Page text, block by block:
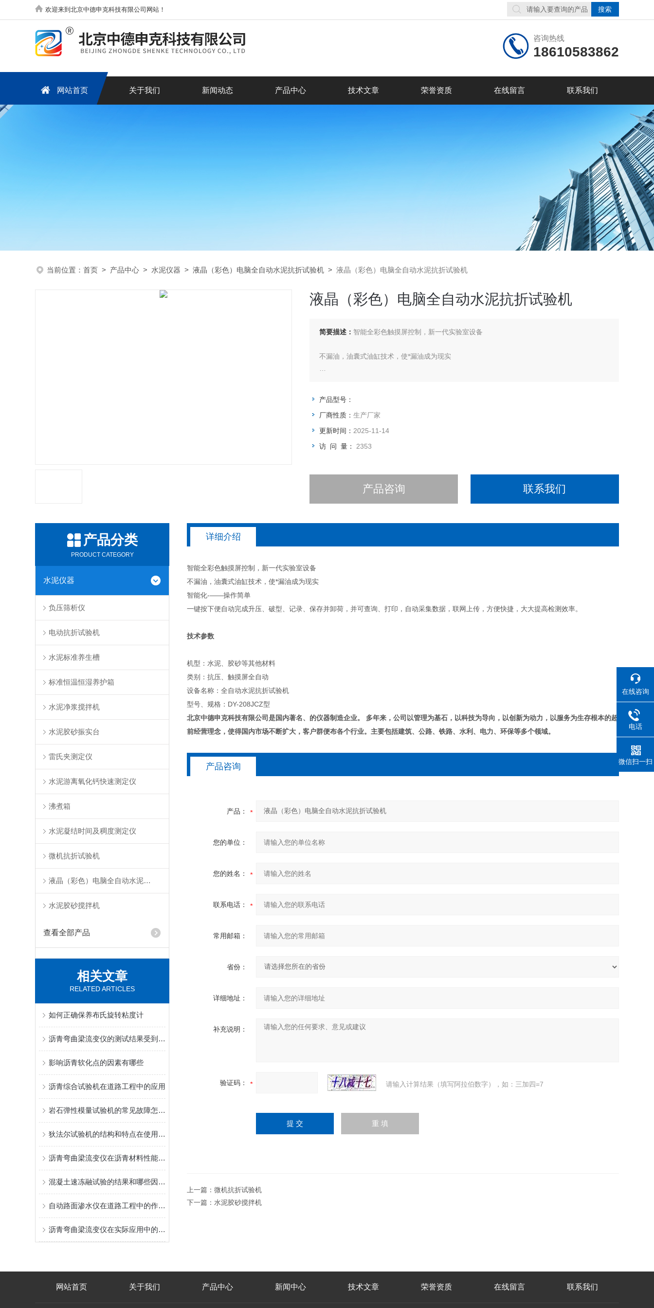
欢迎来到北京中德申克科技有限公司网站！
咨询热线
18610583862
网站首页 关于我们 新闻动态 产品中心 技术文章 荣誉资质 在线留言 联系我们
当前位置： 首页 > 产品中心 > 水泥仪器 > 液晶（彩色）电脑全自动水泥抗折试验机 > 液晶（彩色）电脑全自动水泥抗折试验机
液晶（彩色）电脑全自动水泥抗折试验机
简要描述： 智能全彩色触摸屏控制，新一代实验室设备
不漏油，油囊式油缸技术，使*漏油成为现实
一键按下便自动完成升压、破型、记录、保存并卸荷，并可查询、打印，自动采集数据，联网上
传，方便快捷，大大提高检测效率。
产品型号：
厂商性质： 生产厂家
更新时间： 2025-11-14
访 问 量： 2353
产品咨询 联系我们
产品分类
PRODUCT CATEGORY
水泥仪器
负压筛析仪
电动抗折试验机
水泥标准养生槽
标准恒温恒湿养护箱
水泥净浆搅拌机
水泥胶砂振实台
雷氏夹测定仪
水泥游离氧化钙快速测定仪
沸煮箱
水泥凝结时间及稠度测定仪
微机抗折试验机
液晶（彩色）电脑全自动水泥抗折试验机
水泥胶砂搅拌机
查看全部产品
相关文章
RELATED ARTICLES
如何正确保养布氏旋转粘度计
沥青弯曲梁流变仪的测试结果受到哪些因素的影响？
影响沥青软化点的因素有哪些
沥青综合试验机在道路工程中的应用
岩石弹性模量试验机的常见故障怎么解决
狄法尔试验机的结构和特点在使用前一定要事先了解清楚
沥青弯曲梁流变仪在沥青材料性能测试中扮演什么角色？
混凝土速冻融试验的结果和哪些因素相关
自动路面渗水仪在道路工程中的作用与意义
沥青弯曲梁流变仪在实际应用中的优势
详细介绍
智能全彩色触摸屏控制，新一代实验室设备
不漏油，油囊式油缸技术，使*漏油成为现实
智能化-——操作简单
一键按下便自动完成升压、破型、记录、保存并卸荷，并可查询、打印，自动采集数据，联网上传，方便快捷，大大提高检测效率。
技术参数
机型：水泥、胶砂等其他材料
类别：抗压、触摸屏全自动
设备名称：全自动水泥抗折试验机
型号、规格：DY-208JCZ型
北京中德申克科技有限公司是国内著名、的仪器制造企业。
多年来，公司以管理为基石，以科技为导向，以创新为动力，以服务为生存根本的超
前经营理念，使得国内市场不断扩大，客户群便布各个行业。主要包括建筑、公路、铁路、水利、电力、环保等多个领域。
产品咨询
产品：
您的单位：
您的姓名：
联系电话：
常用邮箱：
省份：
详细地址：
补充说明：
验证码： 请输入计算结果（填写阿拉伯数字），如：三加四=7
上一篇： 微机抗折试验机
下一篇： 水泥胶砂搅拌机
网站首页 关于我们 产品中心 新闻中心 技术文章 荣誉资质 在线留言 联系我们
在线咨询
电话
微信扫一扫